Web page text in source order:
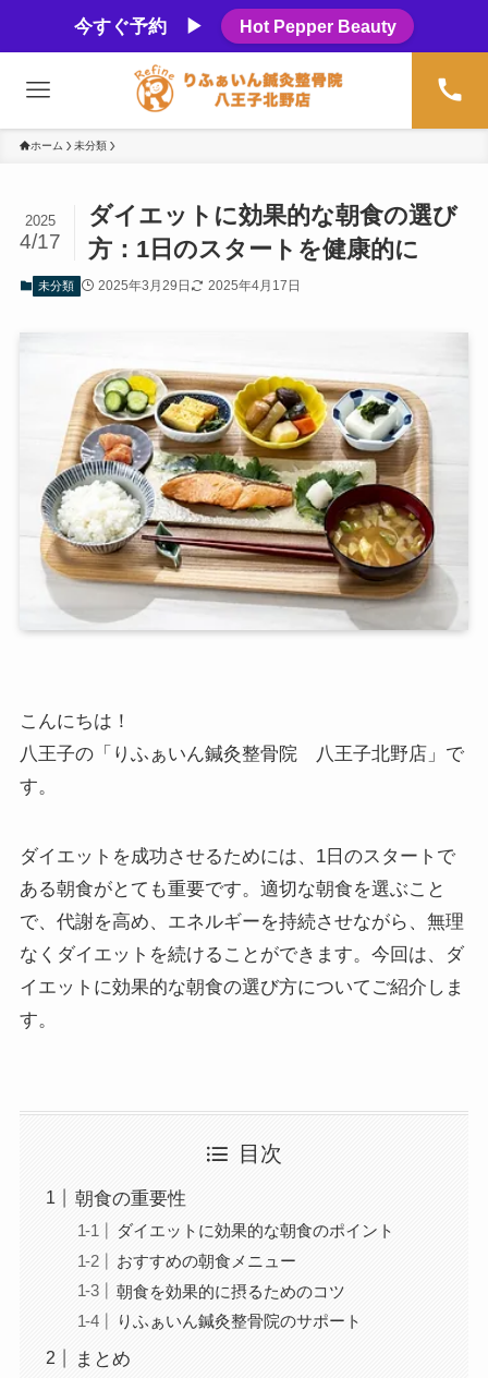
今すぐ予約 ▶ Hot Pepper Beauty
ホーム 未分類
ダイエットに効果的な朝食の選び
方：1日のスタートを健康的に
2025
4/17
未分類 2025年3月29日 2025年4月17日
こんにちは！
八王子の「りふぁいん鍼灸整骨院 八王子北野店」で
す。
ダイエットを成功させるためには、1日のスタートで
ある朝食がとても重要です。適切な朝食を選ぶこと
で、代謝を高め、エネルギーを持続させながら、無理
なくダイエットを続けることができます。今回は、ダ
イエットに効果的な朝食の選び方についてご紹介しま
す。
目次
朝食の重要性
ダイエットに効果的な朝食のポイント
おすすめの朝食メニュー
朝食を効果的に摂るためのコツ
りふぁいん鍼灸整骨院のサポート
まとめ